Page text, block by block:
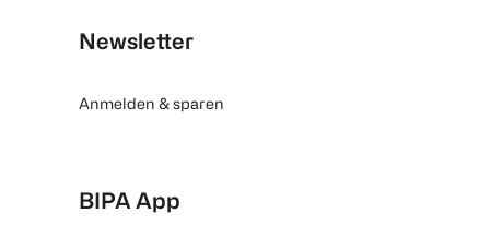
Newsletter
Anmelden & sparen
BIPA App